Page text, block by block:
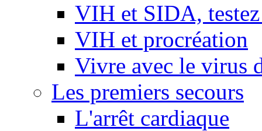
VIH et SIDA, testez
VIH et procréation
Vivre avec le virus
Les premiers secours
L'arrêt cardiaque